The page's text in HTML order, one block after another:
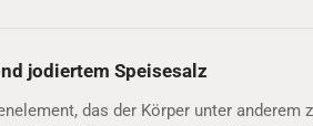
jodiertem Speisesalz
das der Körper unter anderem